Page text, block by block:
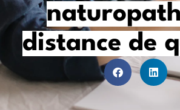
distance de